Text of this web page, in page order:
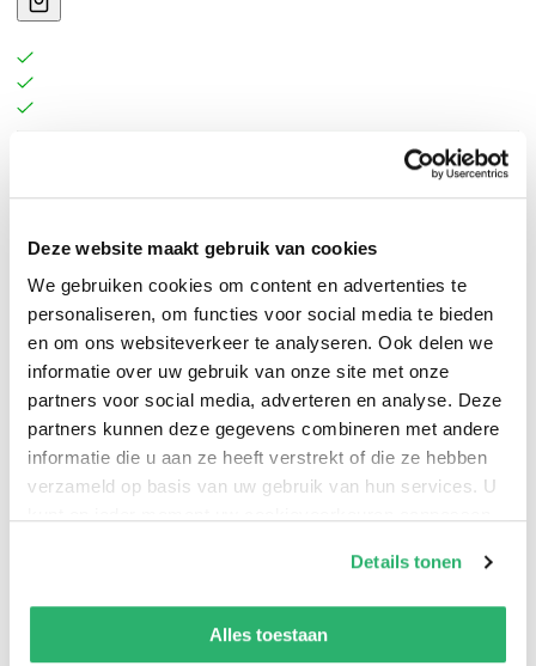
Deze website maakt gebruik van cookies
We gebruiken cookies om content en advertenties te
personaliseren, om functies voor social media te bieden
en om ons websiteverkeer te analyseren. Ook delen we
informatie over uw gebruik van onze site met onze
partners voor social media, adverteren en analyse. Deze
partners kunnen deze gegevens combineren met andere
informatie die u aan ze heeft verstrekt of die ze hebben
verzameld op basis van uw gebruik van hun services. U
kunnen ontvangen en verwerken.
Details tonen
Alles toestaan
Develop your market research skills with this
bestselling guide that explains how to utilize market
research tools and methods effectively to obtain
reliable results.